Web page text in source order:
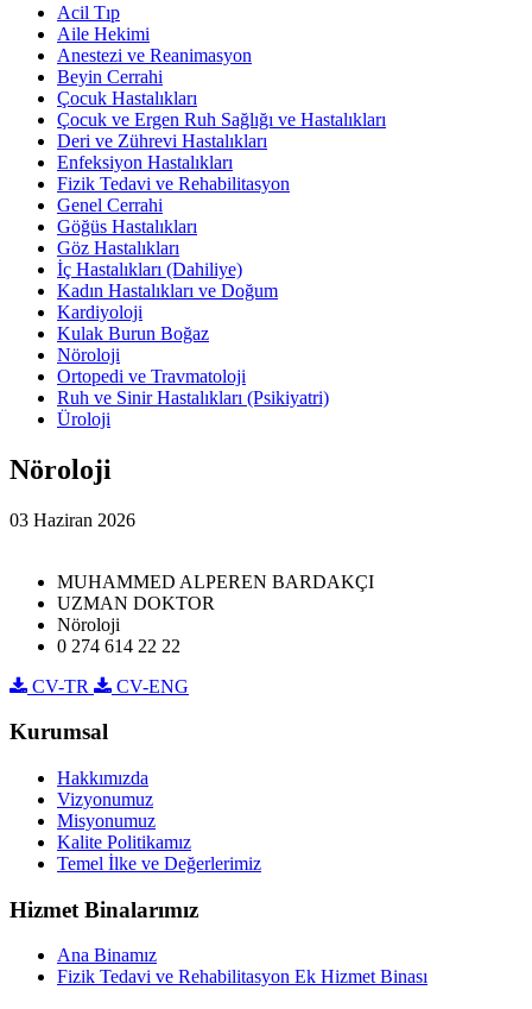
Acil Tıp
Aile Hekimi
Anestezi ve Reanimasyon
Beyin Cerrahi
Çocuk Hastalıkları
Çocuk ve Ergen Ruh Sağlığı ve Hastalıkları
Deri ve Zührevi Hastalıkları
Enfeksiyon Hastalıkları
Fizik Tedavi ve Rehabilitasyon
Genel Cerrahi
Göğüs Hastalıkları
Göz Hastalıkları
İç Hastalıkları (Dahiliye)
Kadın Hastalıkları ve Doğum
Kardiyoloji
Kulak Burun Boğaz
Nöroloji
Ortopedi ve Travmatoloji
Ruh ve Sinir Hastalıkları (Psikiyatri)
Üroloji
Nöroloji
03 Haziran 2026
MUHAMMED ALPEREN BARDAKÇI
UZMAN DOKTOR
Nöroloji
0 274 614 22 22
CV-TR
CV-ENG
Kurumsal
Hakkımızda
Vizyonumuz
Misyonumuz
Kalite Politikamız
Temel İlke ve Değerlerimiz
Hizmet Binalarımız
Ana Binamız
Fizik Tedavi ve Rehabilitasyon Ek Hizmet Binası